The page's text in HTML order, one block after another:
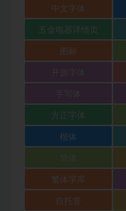
中文字体
五金电器详情页
图标
方正字体
楷体
繁体字库
自托管